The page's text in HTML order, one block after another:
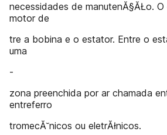
necessidades de manutenĂ§ĂŁo.
motor de
tre a bobina e o estator. Entre o
uma
-
zona preenchida por ar chamada
entreferro
tromecĂ˘nicos ou eletrĂłnicos.